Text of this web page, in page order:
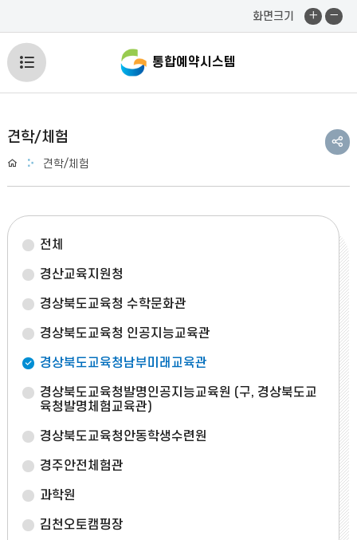
화면크기
화
면
화
면
통합예약시스템
전
체
메
뉴
열
기
견학/체험
Home견학/체험
공
유
기
전체
경산교육지원청
경상북도교육청 수학문화관
경상북도교육청 인공지능교육관
경상북도교육청남부미래교육관
경상북도교육청발명인공지능교육원 (구, 경상북도교
육청발명체험교육관)
경상북도교육청안동학생수련원
경주안전체험관
과학원
김천오토캠핑장